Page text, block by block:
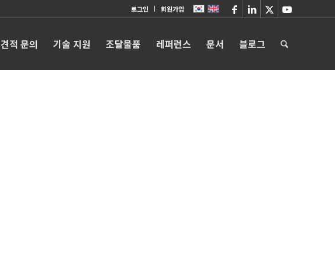
로그인 회원가입
견적 문의 기술 지원 조달물품 레퍼런스 문서 블로그